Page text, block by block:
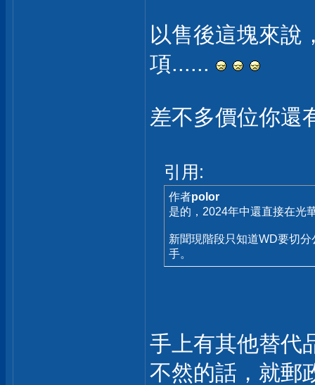
以售後這塊來說
項......
差不多價位你還
引用:
作者polor
是的，2024年中還直接在光
新聞現階段只知道WD要切
手。
手上有其他替代
不然的話，就